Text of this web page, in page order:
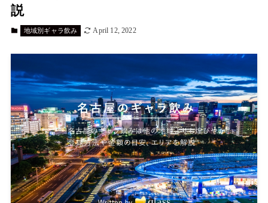
説
地域別ギャラ飲み April 12, 2022